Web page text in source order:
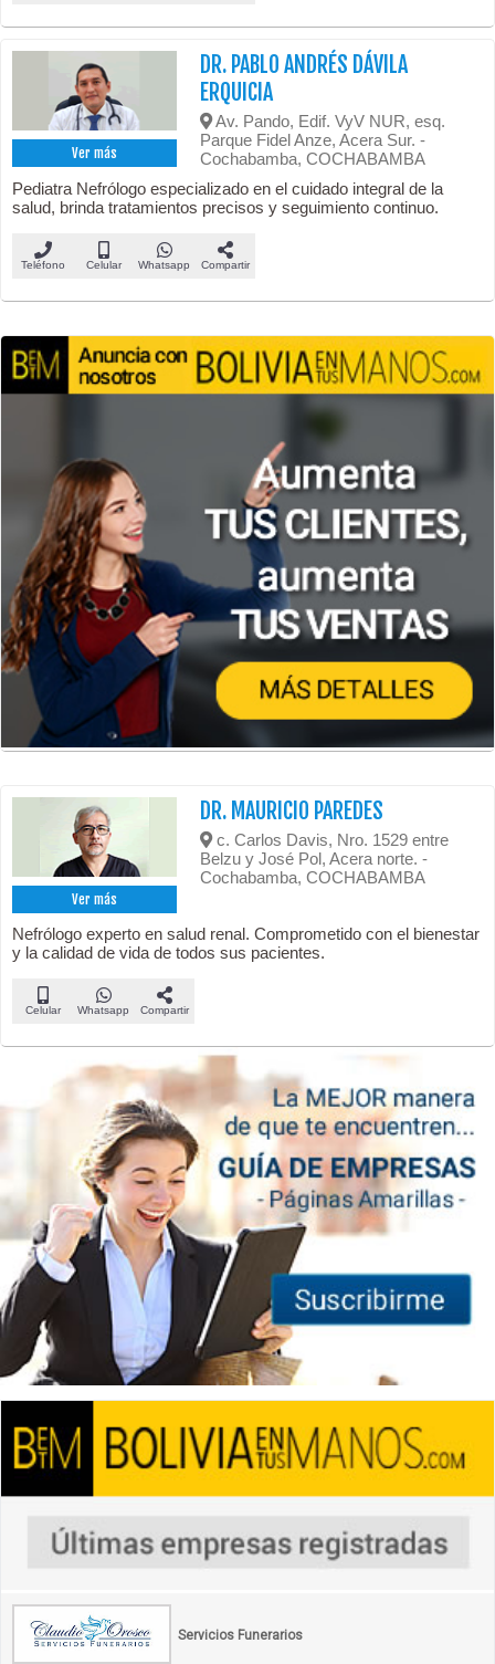
Ver más
DR. PABLO ANDRÉS DÁVILA
ERQUICIA
Av. Pando, Edif. VyV NUR, esq.
Parque Fidel Anze, Acera Sur. -
Cochabamba, COCHABAMBA
Pediatra Nefrólogo especializado en el cuidado integral de la
salud, brinda tratamientos precisos y seguimiento continuo.
Teléfono Celular Whatsapp Compartir
Ver más
DR. MAURICIO PAREDES
c. Carlos Davis, Nro. 1529 entre
Belzu y José Pol, Acera norte. -
Cochabamba, COCHABAMBA
Nefrólogo experto en salud renal. Comprometido con el bienestar
y la calidad de vida de todos sus pacientes.
Celular Whatsapp Compartir
Servicios Funerarios